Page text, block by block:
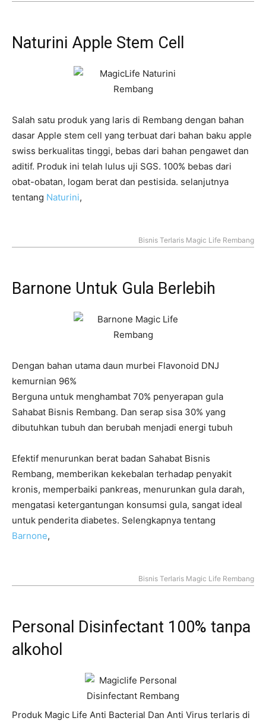
Naturini Apple Stem Cell
Salah satu produk yang laris di Rembang dengan bahan
dasar Apple stem cell yang terbuat dari bahan baku apple
swiss berkualitas tinggi, bebas dari bahan pengawet dan
aditif. Produk ini telah lulus uji SGS. 100% bebas dari
obat-obatan, logam berat dan pestisida. selanjutnya
tentang Naturini,
Bisnis Terlaris Magic Life Rembang
Barnone Untuk Gula Berlebih
Dengan bahan utama daun murbei Flavonoid DNJ
kemurnian 96%
Berguna untuk menghambat 70% penyerapan gula
Sahabat Bisnis Rembang. Dan serap sisa 30% yang
dibutuhkan tubuh dan berubah menjadi energi tubuh
Efektif menurunkan berat badan Sahabat Bisnis
Rembang, memberikan kekebalan terhadap penyakit
kronis, memperbaiki pankreas, menurunkan gula darah,
mengatasi ketergantungan konsumsi gula, sangat ideal
untuk penderita diabetes. Selengkapnya tentang
Barnone,
Bisnis Terlaris Magic Life Rembang
Personal Disinfectant 100% tanpa
alkohol
Produk Magic Life Anti Bacterial Dan Anti Virus terlaris di